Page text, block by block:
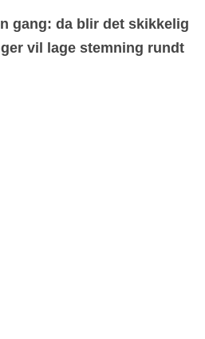
gang: da blir det skikkelig
vil lage stemning rundt